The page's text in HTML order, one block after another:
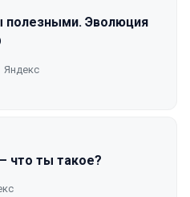
полезными. Эволюция
Яндекс
что ты такое?